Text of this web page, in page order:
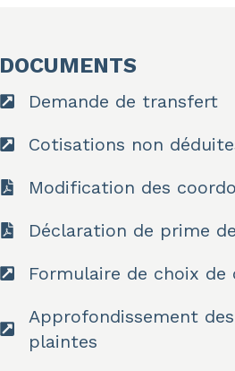
DOCUMENTS
Demande de transfert
Cotisations non
Modification des
Déclaration de prime
Formulaire de choix
Approfondissement
plaintes